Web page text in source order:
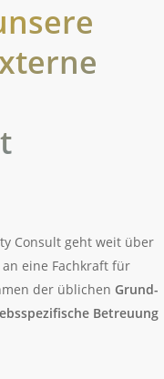
Consult geht weit über
eine Fachkraft für
der üblichen Grund-
Betreuung